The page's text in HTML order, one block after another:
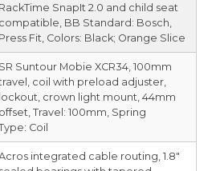
RackTime SnapIt 2.0 and child seat
compatible, BB Standard: Bosch,
Press Fit, Colors: Black; Orange Slice
SR Suntour Mobie XCR34, 100mm
coil with preload adjuster,
lockout, crown light mount, 44mm
offset, Travel: 100mm, Spring
Coil
integrated cable routing, 1.8″